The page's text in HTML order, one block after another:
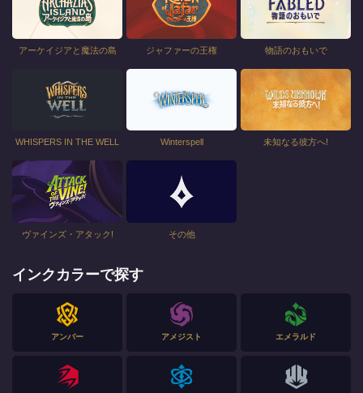
アーケイジアと魔法の島 ジャファーの王権 物語のおもいで
WHISPERS IN THE WELL Winterspell 未知なる彼方へ!
ヴァインズ・アタック! その他
インクカラーで探す
アンバー アメジスト エメラルド